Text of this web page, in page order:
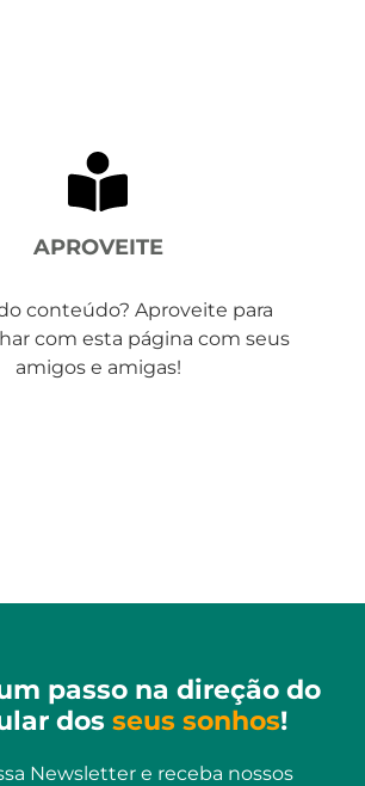
APROVEITE
conteúdo? Aproveite para
com esta página com seus
amigos e amigas!
passo na direção do
dos seus sonhos!
Newsletter e receba nossos